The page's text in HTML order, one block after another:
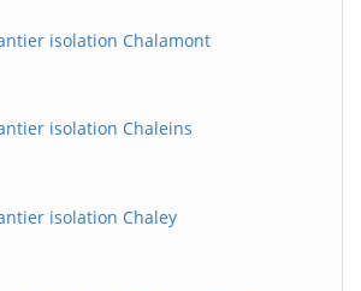
isolation Chalamont
isolation Chaleins
isolation Chaley